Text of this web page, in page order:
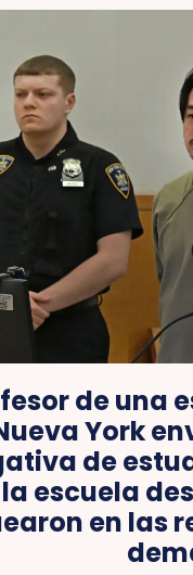
de una
York
de
la escuela
en las